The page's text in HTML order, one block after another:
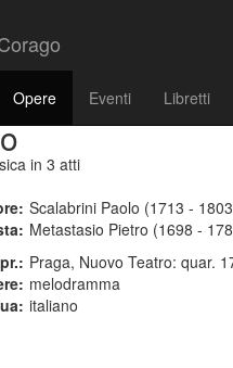
Opere Eventi Libretti
in 3 atti
Scalabrini Paolo (1713 -
Metastasio Pietro (1698 -
Praga, Nuovo Teatro: quar.
melodramma
italiano